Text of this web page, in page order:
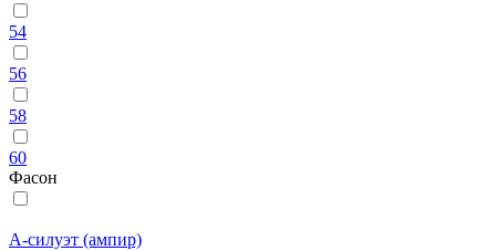
54
56
58
60
Фасон
А-силуэт (ампир)